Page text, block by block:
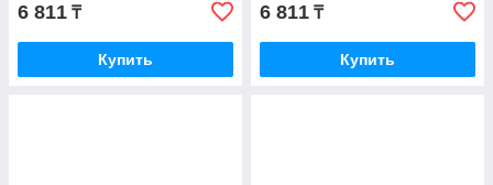
6 811 ₸
Купить
6 811 ₸
Купить